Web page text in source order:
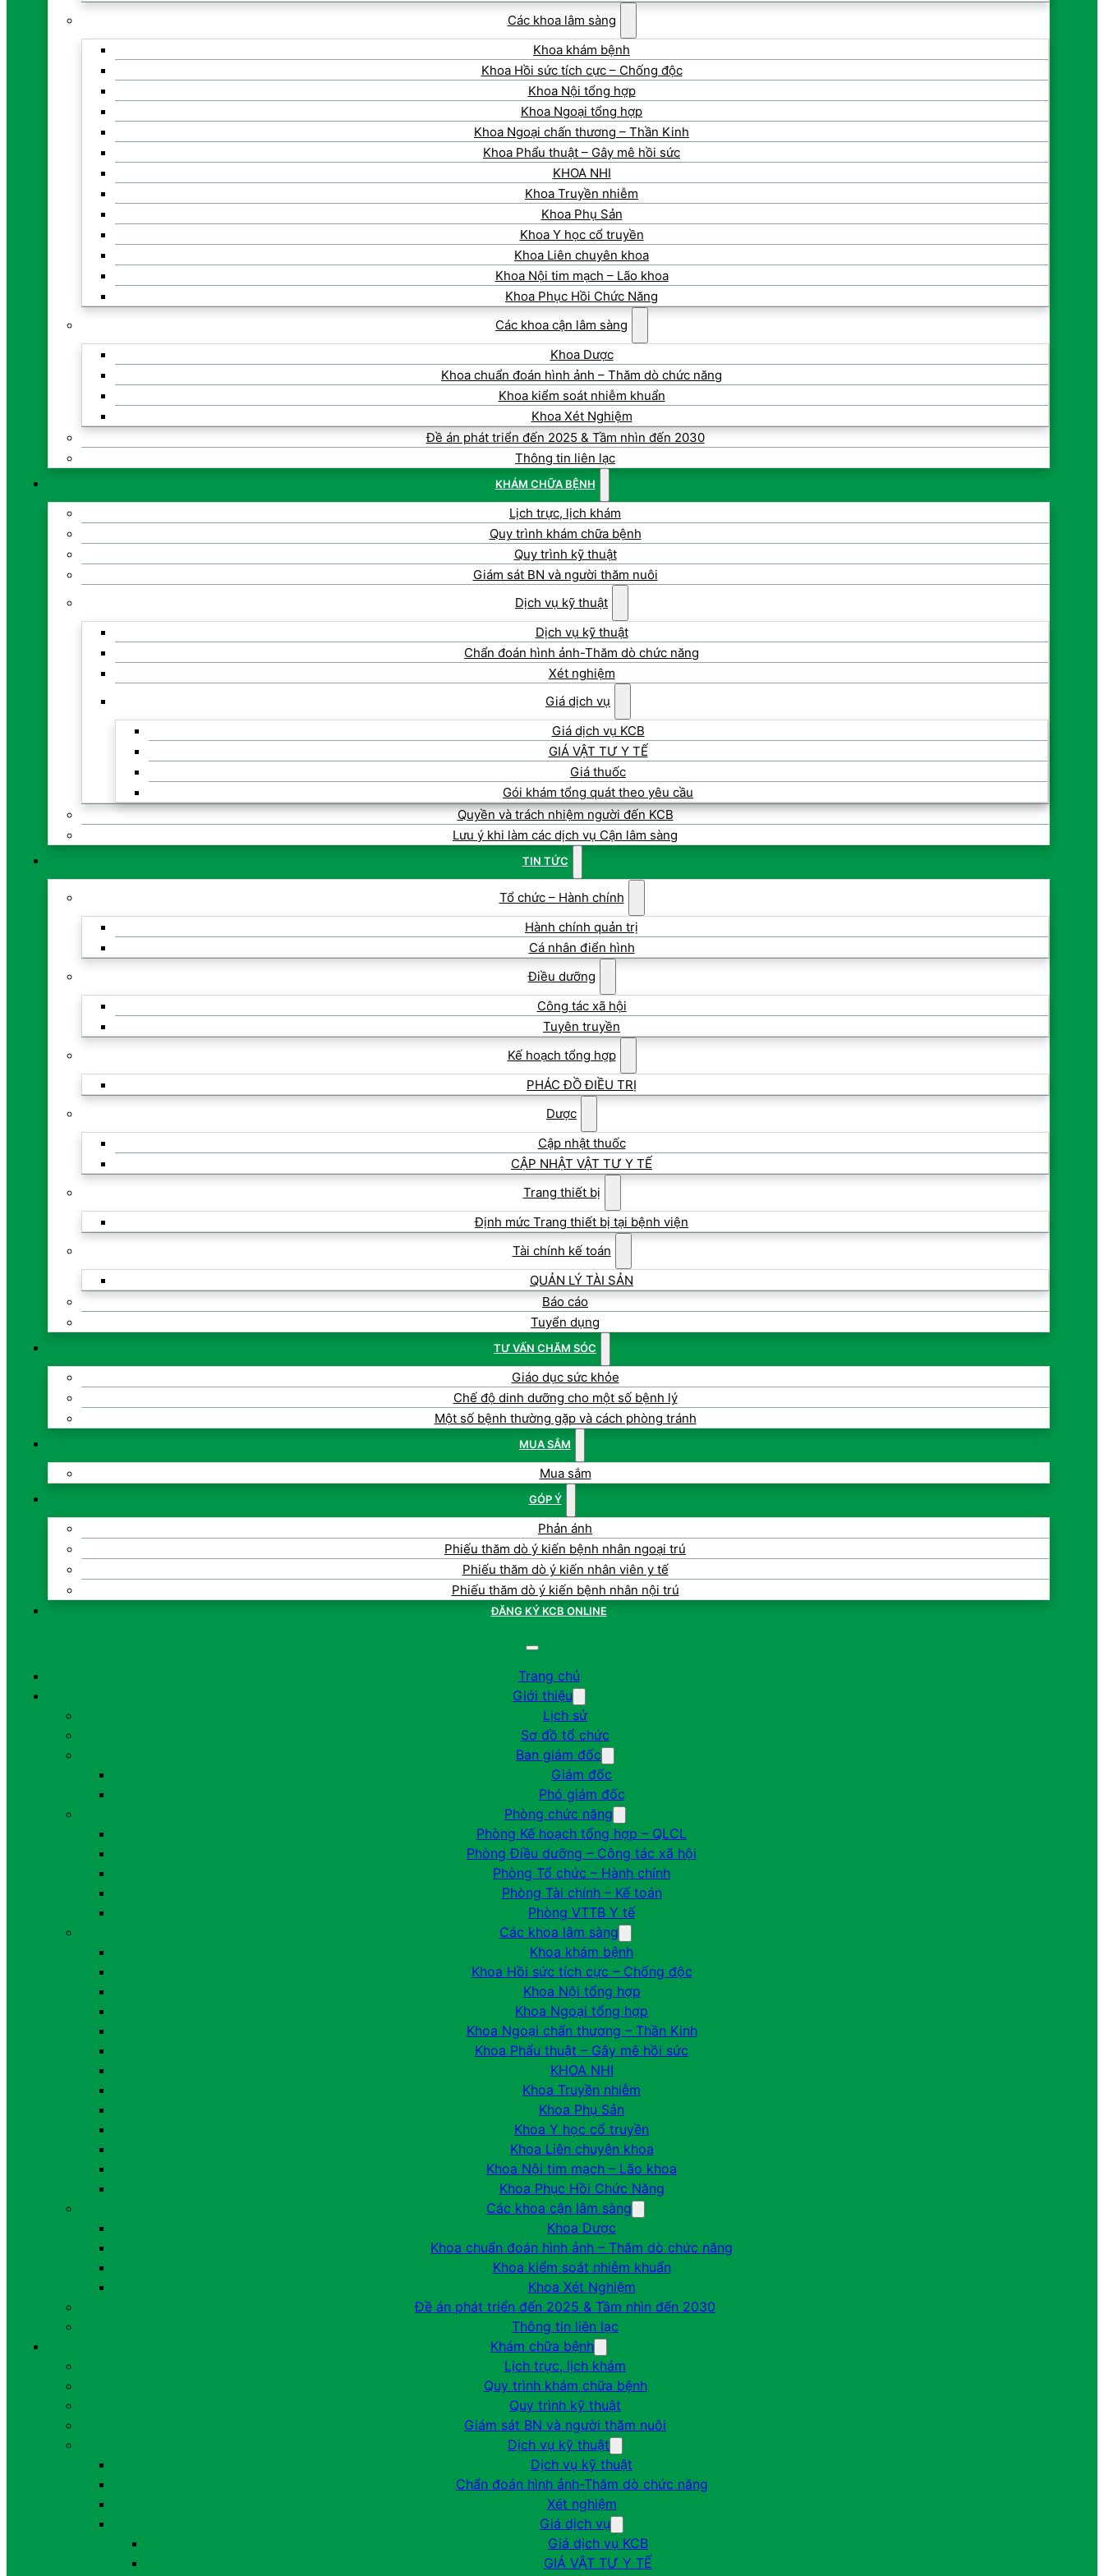
Các khoa lâm sàng
Khoa khám bệnh
Khoa Hồi sức tích cực – Chống độc
Khoa Nội tổng hợp
Khoa Ngoại tổng hợp
Khoa Ngoại chấn thương – Thần Kinh
Khoa Phẩu thuật – Gây mê hồi sức
KHOA NHI
Khoa Truyền nhiễm
Khoa Phụ Sản
Khoa Y học cổ truyền
Khoa Liên chuyên khoa
Khoa Nội tim mạch – Lão khoa
Khoa Phục Hồi Chức Năng
Các khoa cận lâm sàng
Khoa Dược
Khoa chuẩn đoán hình ảnh – Thăm dò chức năng
Khoa kiểm soát nhiễm khuẩn
Khoa Xét Nghiệm
Đề án phát triển đến 2025 & Tầm nhìn đến 2030
Thông tin liên lạc
KHÁM CHỮA BỆNH
Lịch trực, lịch khám
Quy trình khám chữa bệnh
Quy trình kỹ thuật
Giám sát BN và người thăm nuôi
Dịch vụ kỹ thuật
Dịch vụ kỹ thuật
Chẩn đoán hình ảnh-Thăm dò chức năng
Xét nghiệm
Giá dịch vụ
Giá dịch vụ KCB
GIÁ VẬT TƯ Y TẾ
Giá thuốc
Gói khám tổng quát theo yêu cầu
Quyền và trách nhiệm người đến KCB
Lưu ý khi làm các dịch vụ Cận lâm sàng
TIN TỨC
Tổ chức – Hành chính
Hành chính quản trị
Cá nhân điển hình
Điều dưỡng
Công tác xã hội
Tuyên truyền
Kế hoạch tổng hợp
PHÁC ĐỒ ĐIỀU TRỊ
Dược
Cập nhật thuốc
CẬP NHẬT VẬT TƯ Y TẾ
Trang thiết bị
Định mức Trang thiết bị tại bệnh viện
Tài chính kế toán
QUẢN LÝ TÀI SẢN
Báo cáo
Tuyển dụng
TƯ VẤN CHĂM SÓC
Giáo dục sức khỏe
Chế độ dinh dưỡng cho một số bệnh lý
Một số bệnh thường gặp và cách phòng tránh
MUA SẮM
Mua sắm
GÓP Ý
Phản ánh
Phiếu thăm dò ý kiến bệnh nhân ngoại trú
Phiếu thăm dò ý kiến nhân viên y tế
Phiếu thăm dò ý kiến bệnh nhân nội trú
ĐĂNG KÝ KCB ONLINE
Trang chủ
Giới thiệu
Lịch sử
Sơ đồ tổ chức
Ban giám đốc
Giám đốc
Phó giám đốc
Phòng chức năng
Phòng Kế hoạch tổng hợp – QLCL
Phòng Điều dưỡng – Công tác xã hội
Phòng Tổ chức – Hành chính
Phòng Tài chính – Kế toán
Phòng VTTB Y tế
Các khoa lâm sàng
Khoa khám bệnh
Khoa Hồi sức tích cực – Chống độc
Khoa Nội tổng hợp
Khoa Ngoại tổng hợp
Khoa Ngoại chấn thương – Thần Kinh
Khoa Phẩu thuật – Gây mê hồi sức
KHOA NHI
Khoa Truyền nhiễm
Khoa Phụ Sản
Khoa Y học cổ truyền
Khoa Liên chuyên khoa
Khoa Nội tim mạch – Lão khoa
Khoa Phục Hồi Chức Năng
Các khoa cận lâm sàng
Khoa Dược
Khoa chuẩn đoán hình ảnh – Thăm dò chức năng
Khoa kiểm soát nhiễm khuẩn
Khoa Xét Nghiệm
Đề án phát triển đến 2025 & Tầm nhìn đến 2030
Thông tin liên lạc
Khám chữa bệnh
Lịch trực, lịch khám
Quy trình khám chữa bệnh
Quy trình kỹ thuật
Giám sát BN và người thăm nuôi
Dịch vụ kỹ thuật
Dịch vụ kỹ thuật
Chẩn đoán hình ảnh-Thăm dò chức năng
Xét nghiệm
Giá dịch vụ
Giá dịch vụ KCB
GIÁ VẬT TƯ Y TẾ